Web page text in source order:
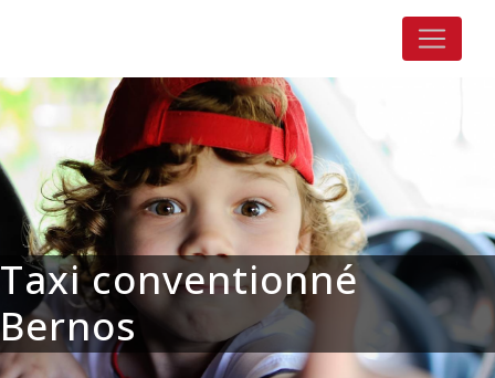
Taxi conventionné
Bernos